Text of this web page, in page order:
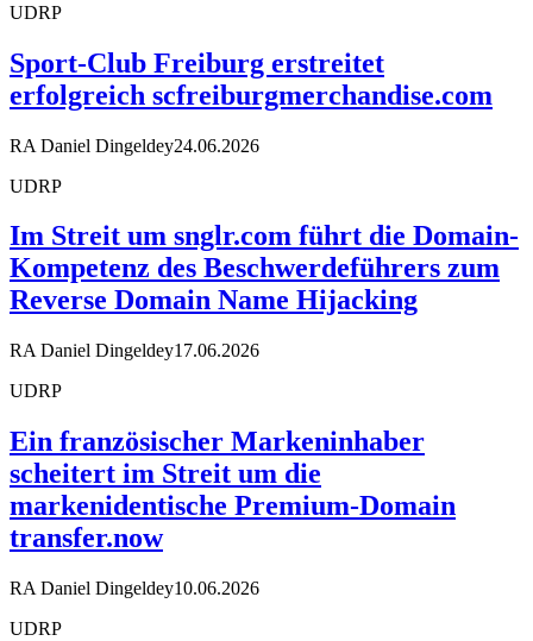
UDRP
Sport-Club Freiburg erstreitet
erfolgreich scfreiburgmerchandise.com
RA Daniel Dingeldey24.06.2026
UDRP
Im Streit um snglr.com führt die Domain-
Kompetenz des Beschwerdeführers zum
Reverse Domain Name Hijacking
RA Daniel Dingeldey17.06.2026
UDRP
Ein französischer Markeninhaber
scheitert im Streit um die
markenidentische Premium-Domain
transfer.now
RA Daniel Dingeldey10.06.2026
UDRP